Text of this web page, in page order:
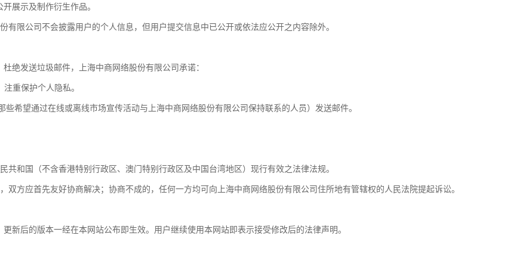
展示及制作衍生作品。
有限公司不会披露用户的个人信息，但用户提交信息中已公开或依法应公开之内容除外。
绝发送垃圾邮件，上海中商网络股份有限公司承诺：
重保护个人隐私。
希望通过在线或离线市场宣传活动与上海中商网络股份有限公司保持联系的人员）发送邮件。
共和国（不含香港特别行政区、澳门特别行政区及中国台湾地区）现行有效之法律法规。
双方应首先友好协商解决；协商不成的，任何一方均可向上海中商网络股份有限公司住所地有管辖权的人民法院提起诉讼。
新后的版本一经在本网站公布即生效。用户继续使用本网站即表示接受修改后的法律声明。